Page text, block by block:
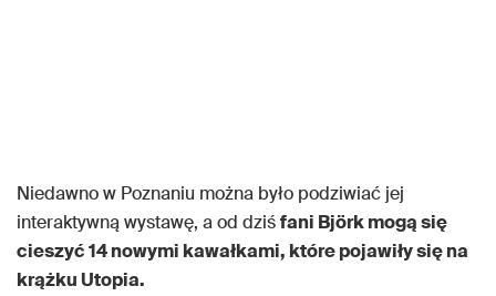
Niedawno w Poznaniu można było podziwiać jej
interaktywną wystawę, a od dziśfani Björk mogą się
cieszyć 14 nowymi kawałkami, które pojawiły się na
krążku Utopia.